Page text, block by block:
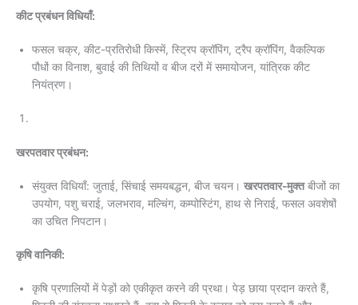
कीट प्रबंधन विधियाँ:
फसल चक्र, कीट-प्रतिरोधी किस्में, स्ट्रिप क्रॉपिंग, ट्रैप क्रॉपिंग, वैकल्पिक
पौधों का विनाश, बुवाई की तिथियों व बीज दरों में समायोजन, यांत्रिक कीट
नियंत्रण।
खरपतवार प्रबंधन:
संयुक्त विधियाँ: जुताई, सिंचाई समयबद्धन, बीज चयन। खरपतवार-मुक्तबीजों का
उपयोग, पशु चराई, जलभराव, मल्चिंग, कम्पोस्टिंग, हाथ से निराई, फसल अवशेषों
का उचित निपटान।
कृषि वानिकी:
कृषि प्रणालियों में पेड़ों को एकीकृत करने की प्रथा। पेड़ छाया प्रदान करते हैं,